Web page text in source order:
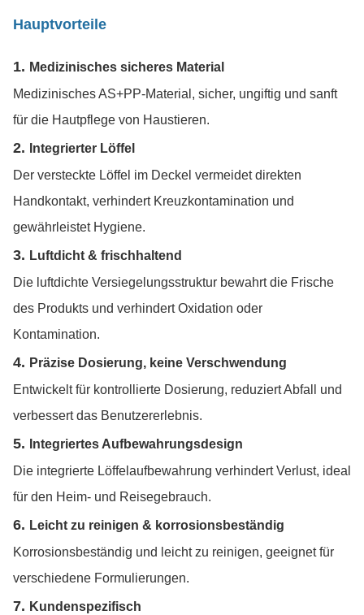
Hauptvorteile
1. Medizinisches sicheres Material
Medizinisches AS+PP-Material, sicher, ungiftig und sanft
für die Hautpflege von Haustieren.
2.
Integrierter Löffel
Der versteckte Löffel im Deckel vermeidet direkten
Handkontakt, verhindert Kreuzkontamination und
gewährleistet Hygiene.
3. Luftdicht & frischhaltend
Die luftdichte Versiegelungsstruktur bewahrt die Frische
des Produkts und verhindert Oxidation oder
Kontamination.
4. Präzise Dosierung, keine Verschwendung
Entwickelt für kontrollierte Dosierung, reduziert Abfall und
verbessert das Benutzererlebnis.
5.
Integriertes Aufbewahrungsdesign
Die integrierte Löffelaufbewahrung verhindert Verlust, ideal
für den Heim- und Reisegebrauch.
6. Leicht zu reinigen & korrosionsbeständig
Korrosionsbeständig und leicht zu reinigen, geeignet für
verschiedene Formulierungen.
7. Kundenspezifisch